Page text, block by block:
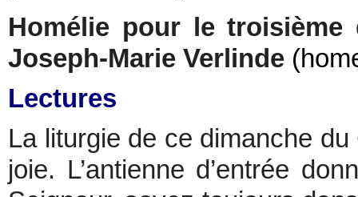
Homélie pour le
Joseph-Marie Verlinde
Lectures
La liturgie de ce dimanche
joie. L’antienne d’entrée